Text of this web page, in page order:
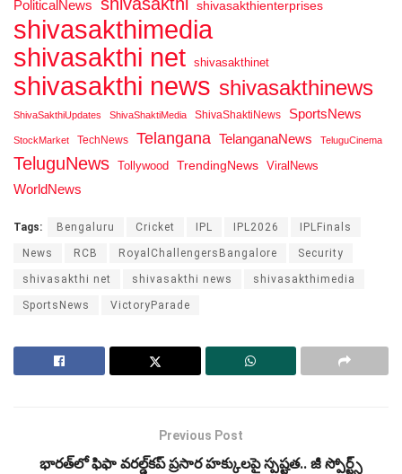
PoliticalNews shivasakthienterprises
shivasakthimedia
shivasakthi net shivasakthinet
shivasakthi news shivasakthinews
ShivaSakthiUpdates ShivaShaktiMedia ShivaShaktiNews SportsNews
StockMarket TechNews Telangana TelanganaNews TeluguCinema
TeluguNews Tollywood TrendingNews ViralNews
WorldNews
Tags: Bengaluru Cricket IPL IPL2026 IPLFinals
News RCB RoyalChallengersBangalore Security
shivasakthi net shivasakthi news shivasakthimedia
SportsNews VictoryParade
Previous Post
భారత్‌లో ఫిఫా వరల్డ్‌కప్ ప్రసార హక్కులపై స్పష్టత.. జీ స్పోర్ట్స్